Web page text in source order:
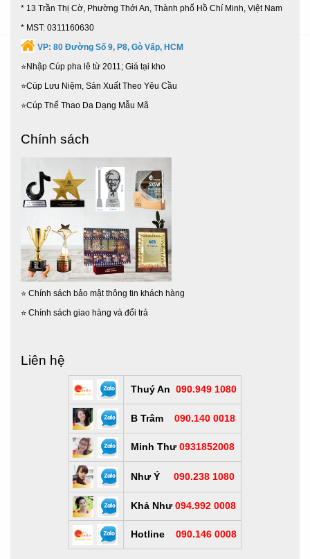
* 13 Trần Thị Cờ, Phường Thới An, Thành phố Hồ Chí Minh, Việt Nam
* MST: 0311160630
VP: 80 Đường Số 9, P8, Gò Vấp, HCM
⭐Nhập Cúp pha lê từ 2011; Giá tại kho
⭐Cúp Lưu Niệm, Sản Xuất Theo Yêu Cầu
⭐Cúp Thể Thao Da Dạng Mẫu Mã
Chính sách
⭐ Chính sách bảo mật thông tin khách hàng
⭐ Chính sách giao hàng và đổi trả
Liên hệ
Thuý An 090.949 1080
B Trâm 090.140 0018
Minh Thư 0931852008
Như Ý 090.238 1080
Khả Như 094.992 0008
Hotline 090.146 0008